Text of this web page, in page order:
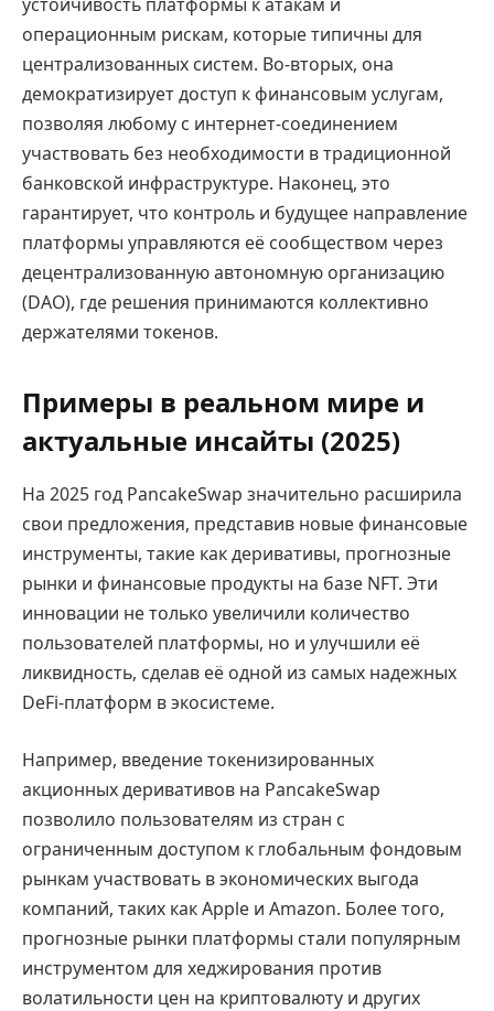
операционным рискам, которые типичны для
централизованных систем. Во-вторых, она
демократизирует доступ к финансовым услугам,
позволяя любому с интернет-соединением
участвовать без необходимости в традиционной
банковской инфраструктуре. Наконец, это
гарантирует, что контроль и будущее направление
платформы управляются её сообществом через
децентрализованную автономную организацию
(DAO), где решения принимаются коллективно
держателями токенов.
Примеры в реальном мире и
актуальные инсайты (2025)
На 2025 год PancakeSwap значительно расширила
свои предложения, представив новые финансовые
инструменты, такие как деривативы, прогнозные
рынки и финансовые продукты на базе NFT. Эти
инновации не только увеличили количество
пользователей платформы, но и улучшили её
ликвидность, сделав её одной из самых надежных
DeFi-платформ в экосистеме.
Например, введение токенизированных
акционных деривативов на PancakeSwap
позволило пользователям из стран с
ограниченным доступом к глобальным фондовым
рынкам участвовать в экономических выгода
компаний, таких как Apple и Amazon. Более того,
прогнозные рынки платформы стали популярным
инструментом для хеджирования против
волатильности цен на криптовалюту и других